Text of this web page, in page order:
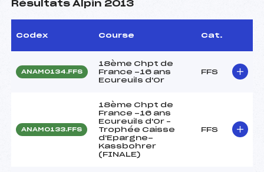
Résultats Alpin 2013
Codex Course Cat.
ANAM0134.FFS
18ème Chpt de
France -16 ans
Ecureuils d'Or
FFS
ANAM0133.FFS
18ème Chpt de
France -16 ans
Ecureuils d'Or –
Trophée Caisse
d'Epargne-
Kassbohrer
(FINALE)
FFS